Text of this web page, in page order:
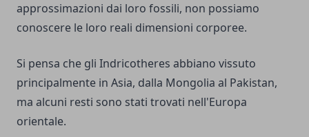
approssimazioni dai loro fossili, non possiamo
conoscere le loro reali dimensioni corporee.
Si pensa che gli Indricotheres abbiano vissuto
principalmente in Asia, dalla Mongolia al Pakistan,
ma alcuni resti sono stati trovati nell'Europa
orientale.